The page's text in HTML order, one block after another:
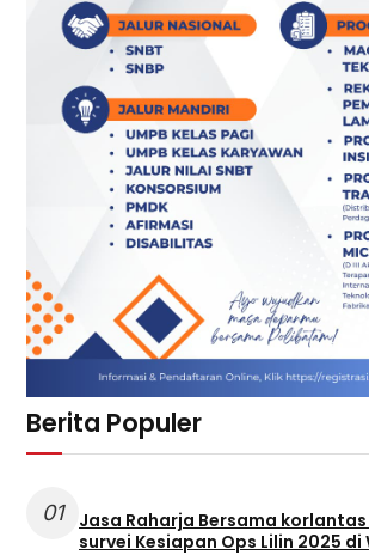
Berita Populer
01
Jasa Raharja Bersama
survei Kesiapan Ops Lilin 2025